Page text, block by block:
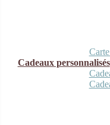
Cadeaux personnalisés